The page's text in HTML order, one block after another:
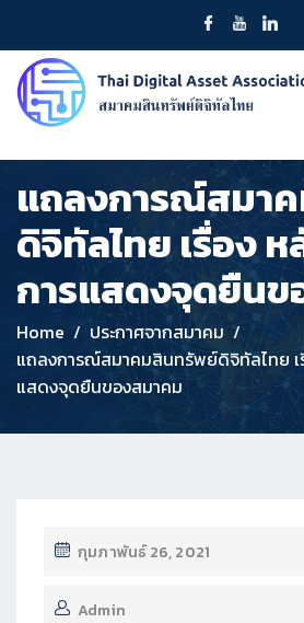
แถลงการณ์สมา
ดิจิทัลไทย เรื่อง
การแสดงจุดยืน
Home
ประกาศจากสมาคม
แถลงการณ์สมาคมสินทรัพย์ดิจิทัลไทย เ
แสดงจุดยืนของสมาคม
กุมภาพันธ์ 26, 2021
Admin